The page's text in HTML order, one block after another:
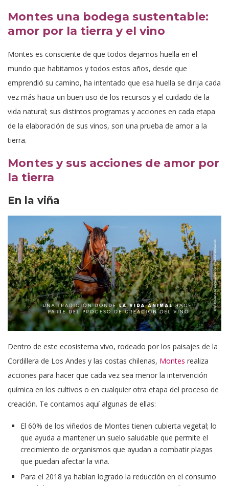
Montes una bodega sustentable:
amor por la tierra y el vino
Montes es consciente de que todos dejamos huella en el
mundo que habitamos y todos estos años, desde que
emprendió su camino, ha intentado que esa huella se dirija cada
vez más hacia un buen uso de los recursos y el cuidado de la
vida natural; sus distintos programas y acciones en cada etapa
de la elaboración de sus vinos, son una prueba de amor a la
tierra.
Montes y sus acciones de amor por
la tierra
En la viña
Dentro de este ecosistema vivo, rodeado por los paisajes de la
Cordillera de Los Andes y las costas chilenas, Montes realiza
acciones para hacer que cada vez sea menor la intervención
química en los cultivos o en cualquier otra etapa del proceso de
creación. Te contamos aquí algunas de ellas:
El 60% de los viñedos de Montes tienen cubierta vegetal; lo
que ayuda a mantener un suelo saludable que permite el
crecimiento de organismos que ayudan a combatir plagas
que puedan afectar la viña.
Para el 2018 ya habían logrado la reducción en el consumo